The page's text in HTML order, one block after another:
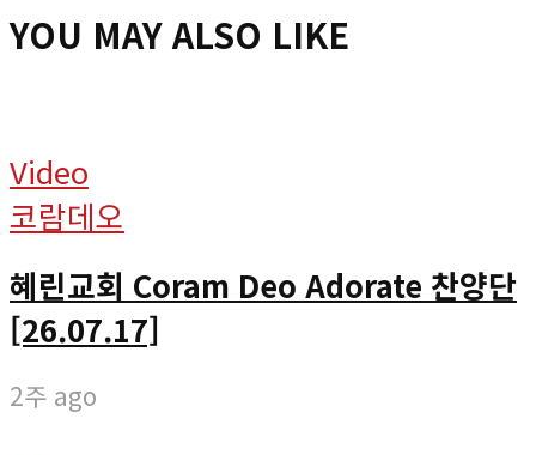
YOU MAY ALSO LIKE
Video
코람데오
혜린교회 Coram Deo Adorate 찬양단
[26.07.17]
2주 ago